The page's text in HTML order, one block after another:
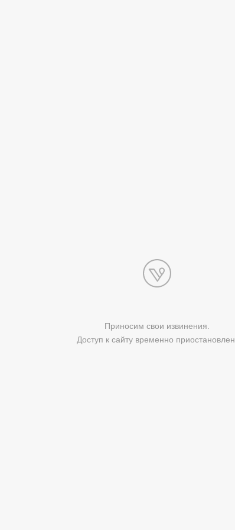
Приносим свои извинения.
Доступ к сайту временно приостановлен.